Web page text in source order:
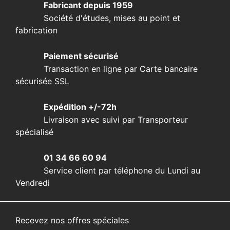
Fabricant depuis 1959
Société d'études, mises au point et
fabrication
Paiement sécurisé
Transaction en ligne par Carte bancaire
sécurisée SSL
Expédition +/-72h
Livraison avec suivi par Transporteur
spécialisé
01 34 66 60 94
Service client par téléphone du Lundi au
Vendredi
Recevez nos offres spéciales